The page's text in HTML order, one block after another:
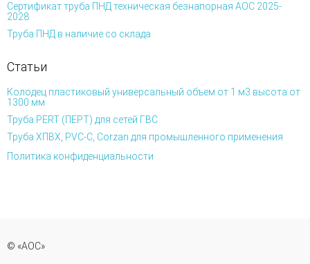
Сертификат труба ПНД техническая безнапорная АОС 2025-
2028
Труба ПНД в наличие со склада
Статьи
Колодец пластиковый универсальный объем от 1 м3 высота от
1300 мм
Труба PERT (ПЕРТ) для сетей ГВС
Труба ХПВХ, PVC-C, Corzan для промышленного применения
Политика конфиденциальности
© «АОС»